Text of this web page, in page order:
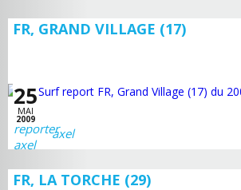
FR, GRAND VILLAGE (17)
25
MAI
2009
axel
FR, LA TORCHE (29)